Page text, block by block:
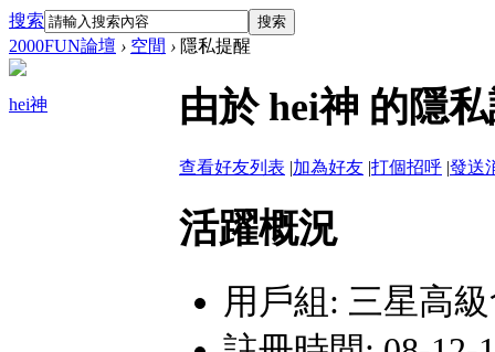
搜索 搜索
2000FUN論壇 › 空間 › 隱私提醒
hei神 由於 hei神 的隱
查看好友列表 |加為好友 |打個招呼 |發送
活躍概況
用戶組: 三星高